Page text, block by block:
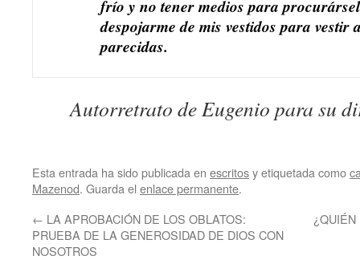
frío y no tener medios para
despojarme de mis vestidos para vestir
parecidas.
Autorretrato de Eugenio para su
Esta entrada ha sido publicada en escritosy etiquetada como
Mazenod. Guarda el enlace permanente.
← LA APROBACIÓN DE LOS OBLATOS:
PRUEBA DE LA GENEROSIDAD DE DIOS CON
NOSOTROS